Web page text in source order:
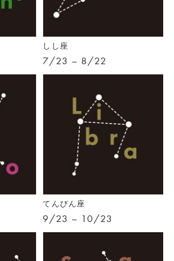
しし座
7/23 – 8/22
てんびん座
9/23 – 10/23